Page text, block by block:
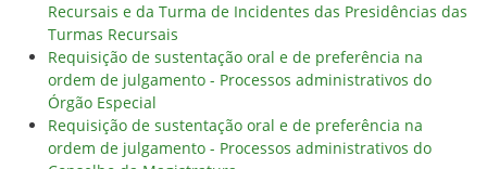
Recursais e da Turma de Incidentes das Presidências das
Turmas Recursais
Requisição de sustentação oral e de preferência na
ordem de julgamento - Processos administrativos do
Órgão Especial
Requisição de sustentação oral e de preferência na
ordem de julgamento - Processos administrativos do